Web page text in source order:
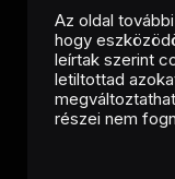
Az oldal
hogy
leírtak szerint
letiltottad
részei nem